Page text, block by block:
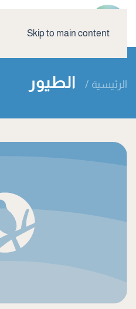
Skip to main content
الرئيسية الطيور